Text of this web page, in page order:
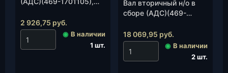
2 926,75 руб.
◉ В наличии
1 шт.
Вал вторичный н/о в
сборе (АДС)(469-
18 069,95 руб.
◉ В наличии
2 шт.